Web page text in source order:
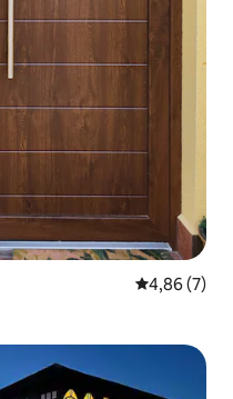
4,86 av 5 i
4,86 (7)